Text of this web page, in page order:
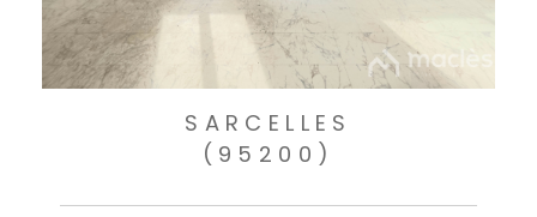
SARCELLES
(95200)